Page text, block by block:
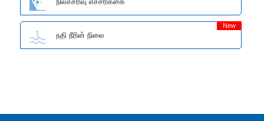
நதி நீரின் நிலை
New